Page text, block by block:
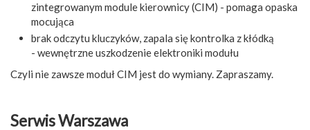
zintegrowanym module kierownicy (CIM) - pomaga opaska
mocująca
brak odczytu kluczyków, zapala się kontrolka z kłódką
- wewnętrzne uszkodzenie elektroniki modułu
Czyli nie zawsze moduł CIM jest do wymiany. Zapraszamy.
Serwis Warszawa